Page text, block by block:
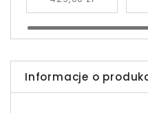
Informacje o